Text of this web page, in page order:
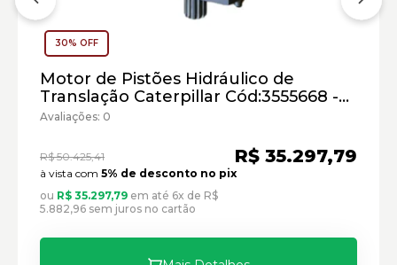
Marca:
Material:
Modelo:
Comprimento:
Largura:
30% OFF
Motor de Pistões Hidráulico de
Translação Caterpillar Cód:3555668 -
Seminovo
Avaliações: 0
R$ 50.425,41 R$ 35.297,79
à vista com 5% de desconto no pix
ou R$ 35.297,79 em até 6x de R$
5.882,96 sem juros no cartão